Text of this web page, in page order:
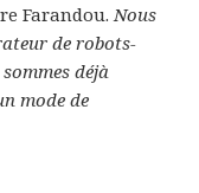
Farandou. Nous
de robots-
déjà
mode de